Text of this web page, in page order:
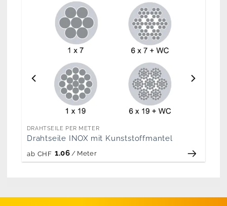
DRAHTSEILE PER METER
Drahtseile INOX mit Kunststoffmantel
ab CHF 1.06 / Meter